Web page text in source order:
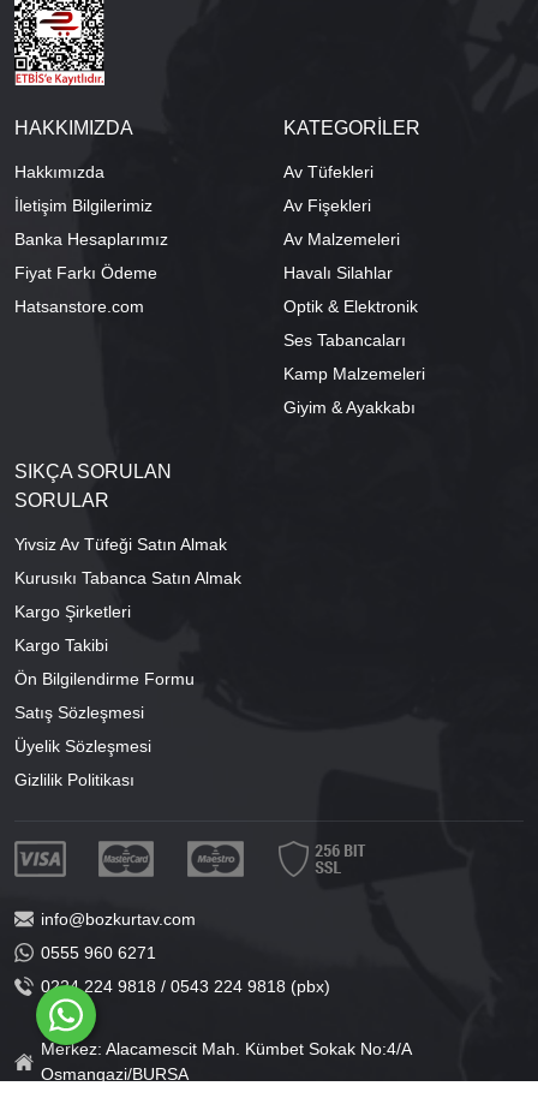
HAKKIMIZDA
Hakkımızda
İletişim Bilgilerimiz
Banka Hesaplarımız
Fiyat Farkı Ödeme
Hatsanstore.com
KATEGORİLER
Av Tüfekleri
Av Fişekleri
Av Malzemeleri
Havalı Silahlar
Optik & Elektronik
Ses Tabancaları
Kamp Malzemeleri
Giyim & Ayakkabı
SIKÇA SORULAN
SORULAR
Yivsiz Av Tüfeği Satın Almak
Kurusıkı Tabanca Satın Almak
Kargo Şirketleri
Kargo Takibi
Ön Bilgilendirme Formu
Satış Sözleşmesi
Üyelik Sözleşmesi
Gizlilik Politikası
info@bozkurtav.com
0555 960 6271
0224 224 9818 / 0543 224 9818 (pbx)
Merkez: Alacamescit Mah. Kümbet Sokak No:4/A
Osmangazi/BURSA